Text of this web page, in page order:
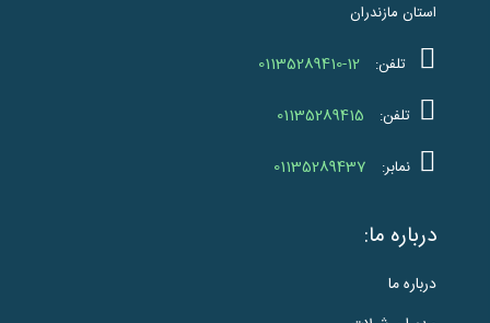
استان مازندران
تلفن: 01135289410-12
تلفن: 01135289415
نمابر: 01135289437
درباره ما:
درباره ما